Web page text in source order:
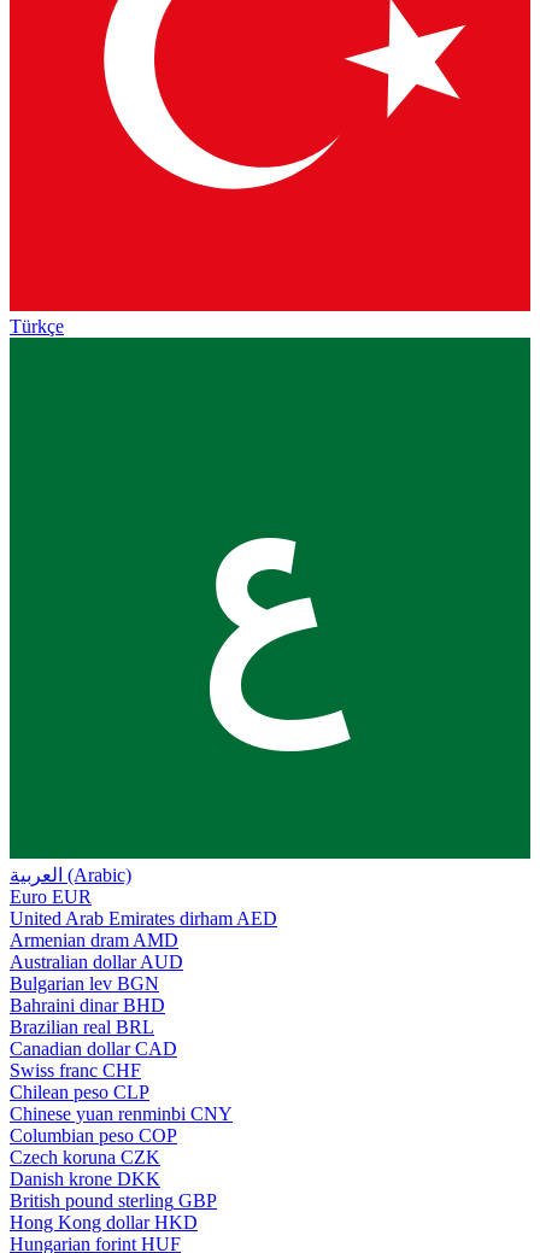
Türkçe
ع
العربية (Arabic)
Euro EUR
United Arab Emirates dirham AED
Armenian dram AMD
Australian dollar AUD
Bulgarian lev BGN
Bahraini dinar BHD
Brazilian real BRL
Canadian dollar CAD
Swiss franc CHF
Chilean peso CLP
Chinese yuan renminbi CNY
Columbian peso COP
Czech koruna CZK
Danish krone DKK
British pound sterling GBP
Hong Kong dollar HKD
Hungarian forint HUF